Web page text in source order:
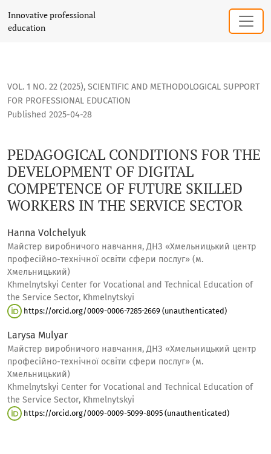
PEDAGOGICAL CONDITIONS FOR THE DEVELOPMENT OF
Innovative professional
education
VOL. 1 NO. 22 (2025), SCIENTIFIC AND METHODOLOGICAL SUPPORT
FOR PROFESSIONAL EDUCATION
PEDAGOGICAL CONDITIONS FOR THE
DEVELOPMENT OF DIGITAL
COMPETENCE OF FUTURE SKILLED
WORKERS IN THE SERVICE SECTOR
Published 2025-04-28
Hanna Volchelyuk
Майстер виробничого навчання, ДНЗ «Хмельницький центр
професійно-технічної освіти сфери послуг» (м.
Хмельницький)
Khmelnytskyi Center for Vocational and Technical Education of
the Service Sector, Khmelnytskyi
https://orcid.org/0009-0006-7285-2669 (unauthenticated)
Larysa Mulyar
Майстер виробничого навчання, ДНЗ «Хмельницький центр
професійно-технічної освіти сфери послуг» (м.
Хмельницький)
Khmelnytskyi Center for Vocational and Technical Education of
the Service Sector, Khmelnytskyi
https://orcid.org/0009-0009-5099-8095 (unauthenticated)